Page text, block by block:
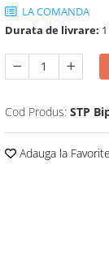
LA COMANDA
Durata de livrare:
Cod Produs: STP
Adauga la Favorite